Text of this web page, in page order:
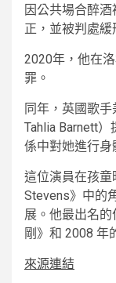
因公共場合醉
正，並被判處緩
2020年，他在
罪。
同年，英國歌
Tahlia Barnett
係中對她進行身
這位演員在孩童
Stevens》中的
展。他最出名
剛》和 2008 年
來源連結